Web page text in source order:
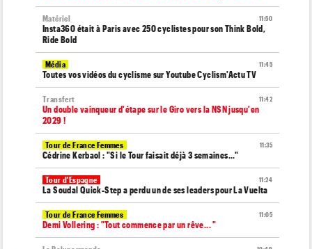
11:50
Matériel
Insta360 était à Paris avec 250 cyclistes pour son Think Bold,
Ride Bold
11:45
Média
Toutes vos vidéos du cyclisme sur Youtube Cyclism'Actu TV
11:42
Transfert
Un double vainqueur d'étape sur le Giro vers la NSN jusqu'en
2029 !
11:35
Tour de France Femmes
Cédrine Kerbaol : "Si le Tour faisait déjà 3 semaines..."
11:24
Tour d'Espagne
La Soudal Quick-Step a perdu un de ses leaders pour La Vuelta
11:05
Tour de France Femmes
Demi Vollering : "Tout commence par un rêve... "